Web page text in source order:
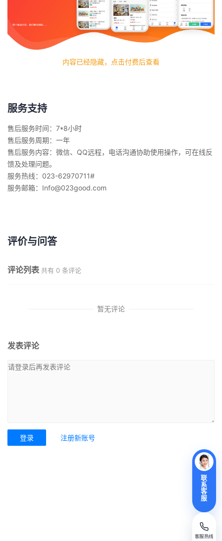
内容已经隐藏，点击付费后查看
服务支持
售后服务时间：7*8小时
售后服务周期：一年
售后服务内容：微信、QQ远程，电话沟通协助使用操作，可在线反
馈及处理问题。
服务热线：023-62970711#
服务邮箱：Info@023good.com
评价与问答
评论列表 共有 0 条评论
暂无评论
发表评论
登录 注册新账号
联
系
客
服
客服热线